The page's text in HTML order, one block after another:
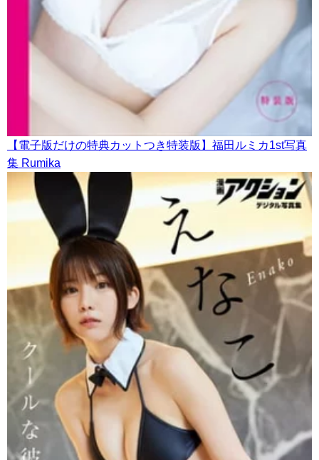
【電子版だけの特典カットつき特装版】福田ルミカ1st写真
集 Rumika